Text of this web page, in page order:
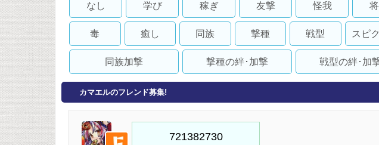
なし 学び 稼ぎ 友撃 怪我
毒 癒し 同族 撃種 戦型 スピ
同族加撃 撃種の絆･加撃 戦型の絆･加
カマエルのフレンド募集!